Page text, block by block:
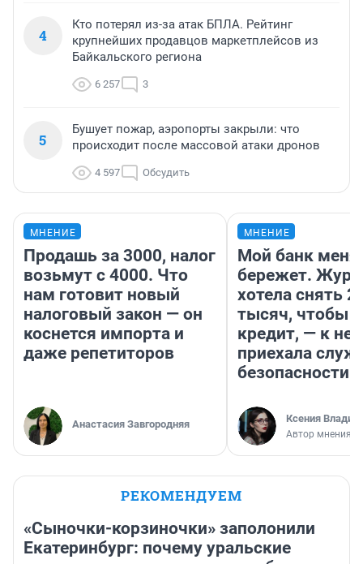
4
Кто потерял из-за атак БПЛА. Рейтинг
крупнейших продавцов маркетплейсов из
Байкальского региона
6 257 3
5
Бушует пожар, аэропорты закрыли: что
происходит после массовой атаки дронов
4 597 Обсудить
МНЕНИЕ
Продашь за 3000, налог
возьмут с 4000. Что
нам готовит новый
налоговый закон — он
коснется импорта и
даже репетиторов
Анастасия Завгородняя
МНЕНИЕ
Мой банк меня
бережет.
хотела снять
тысяч, чтобы
кредит, — к
приехала
безопасности
Ксения
Автор мнения
РЕКОМЕНДУЕМ
«Сыночки-корзиночки» заполонили
Екатеринбург: почему уральские